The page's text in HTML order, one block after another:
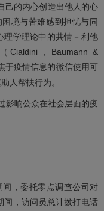
己的内心创造出他人的心
境与苦难感到担忧与同
理学理论中的共情－利他
Cialdini，Baumann &
于疫情信息的微信使用可
人帮扶行为。
影响公众在社会层面的疫
，委托零点调查公司对
间，访问员总计拨打电话